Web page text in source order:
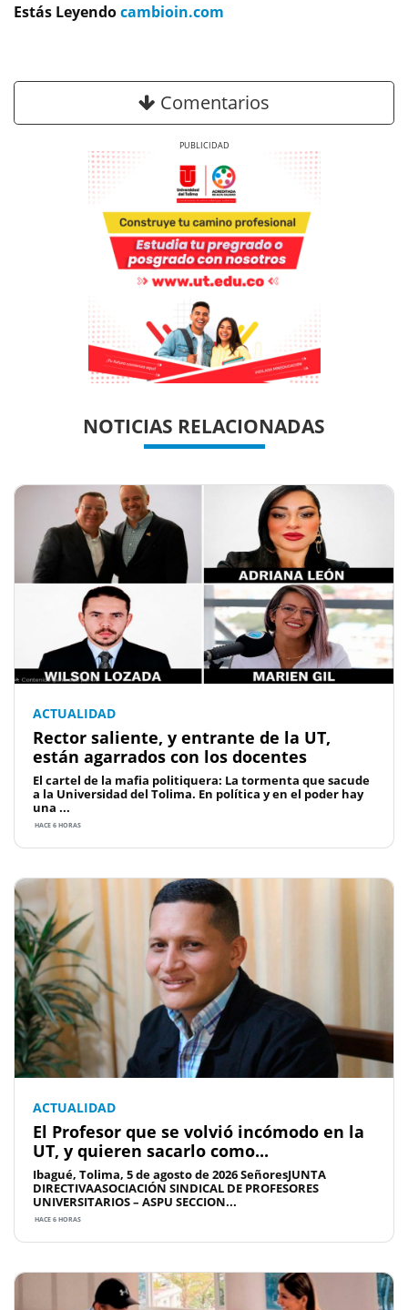
Estás Leyendocambioin.com
Comentarios
NOTICIAS RELACIONADAS
ACTUALIDAD
Rector saliente, y entrante de la UT,
están agarrados con los docentes
El cartel de la mafia politiquera: La tormenta que sacude
a la Universidad del Tolima. En política y en el poder hay
una ...
HACE 6 HORAS
ACTUALIDAD
El Profesor que se volvió incómodo en la
UT, y quieren sacarlo como...
Ibagué, Tolima, 5 de agosto de 2026 SeñoresJUNTA
DIRECTIVAASOCIACIÓN SINDICAL DE PROFESORES
UNIVERSITARIOS – ASPU SECCION...
HACE 6 HORAS